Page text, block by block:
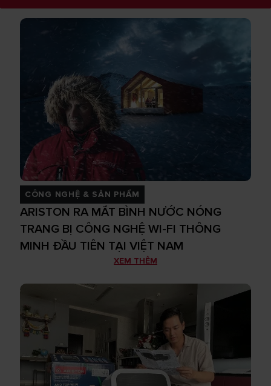
CÔNG NGHỆ & SẢN PHẨM
ARISTON RA MẮT BÌNH NƯỚC NÓNG
TRANG BỊ CÔNG NGHỆ WI-FI THÔNG
MINH ĐẦU TIÊN TẠI VIỆT NAM
XEM THÊM